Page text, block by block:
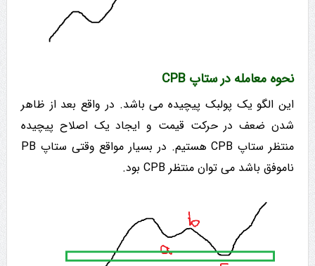
نحوه معامله در ستاپ CPB
این الگو یک پولبک پیچیده می باشد. در واقع بعد از ظاهر
شدن ضعف در حرکت قیمت و ایجاد یک اصلاح پیچیده
منتظر ستاپ CPB هستیم. در بسیار مواقع وقتی ستاپ PB
ناموفق باشد می توان منتظر CPB بود.